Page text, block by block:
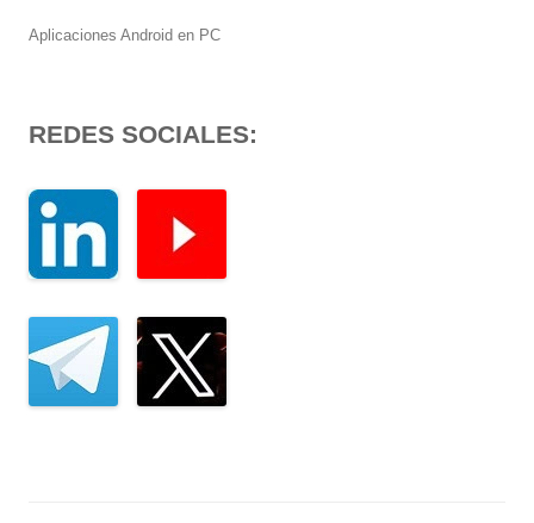
Aplicaciones Android en PC
REDES SOCIALES: